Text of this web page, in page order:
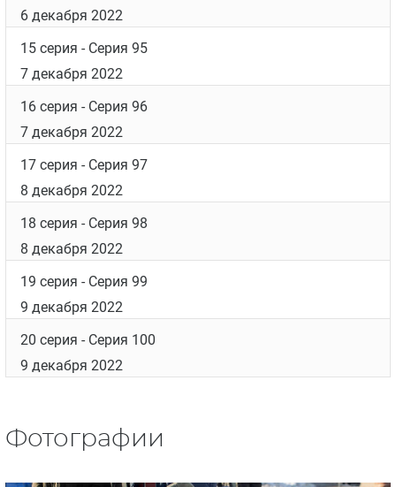
6 декабря 2022
15 серия - Серия 95
7 декабря 2022
16 серия - Серия 96
7 декабря 2022
17 серия - Серия 97
8 декабря 2022
18 серия - Серия 98
8 декабря 2022
19 серия - Серия 99
9 декабря 2022
20 серия - Серия 100
9 декабря 2022
Фотографии